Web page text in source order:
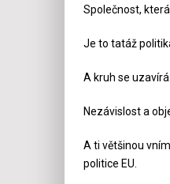
Společnost,
Je to tatáž
A kruh se uzavírá.
Nezávislost a
A ti většinou
politice EU.